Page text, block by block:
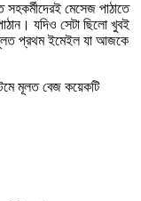
মেসেজ পাঠাতে
যদিও সেটা ছিলো খুবই
প্রথম ইমেইল যা আজকে
মূলত বেজ কয়েকটি